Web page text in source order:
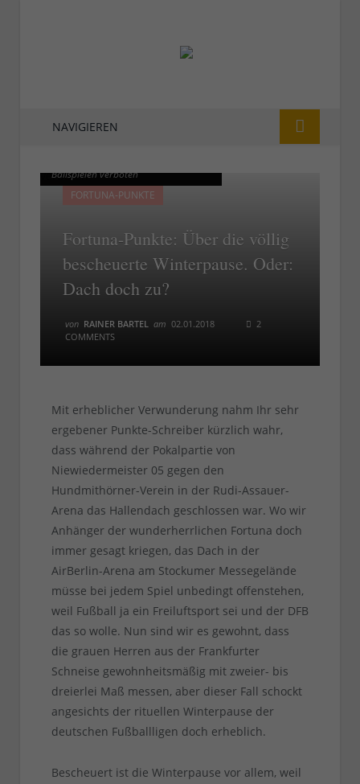
NAVIGIEREN
Ballspielen verboten
FORTUNA-PUNKTE
Fortuna-Punkte: Über die völlig
bescheuerte Winterpause. Oder:
Dach doch zu?
von RAINER BARTEL am 02.01.2018
2
COMMENTS
Ballspielen verboten
Mit erheblicher Verwunderung nahm Ihr sehr
ergebener Punkte-Schreiber kürzlich wahr,
dass während der Pokalpartie von
Niewiedermeister 05 gegen den
Hundmithörner-Verein in der Rudi-Assauer-
Arena das Hallendach geschlossen war. Wo wir
Anhänger der wunderherrlichen Fortuna doch
immer gesagt kriegen, das Dach in der
AirBerlin-Arena am Stockumer Messegelände
müsse bei jedem Spiel unbedingt offenstehen,
weil Fußball ja ein Freiluftsport sei und der DFB
das so wolle. Nun sind wir es gewohnt, dass
die grauen Herren aus der Frankfurter
Schneise gewohnheitsmäßig mit zweier- bis
dreierlei Maß messen, aber dieser Fall schockt
angesichts der rituellen Winterpause der
deutschen Fußballligen doch erheblich.
Bescheuert ist die Winterpause vor allem, weil